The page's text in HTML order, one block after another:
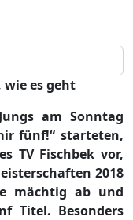
wie es geht
am Sonntag
fünf!“ starteten,
TV Fischbek vor,
2018
mächtig ab und
Titel. Besonders